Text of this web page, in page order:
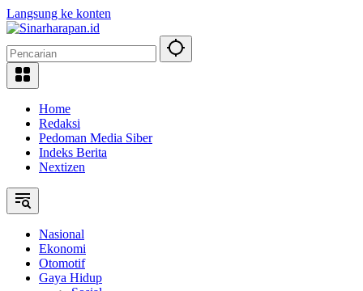
Langsung ke konten
Home
Redaksi
Pedoman Media Siber
Indeks Berita
Nextizen
Nasional
Ekonomi
Otomotif
Gaya Hidup